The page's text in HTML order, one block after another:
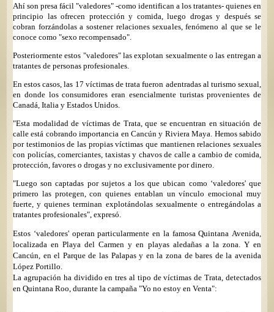
Ahí son presa fácil "valedores" -como identifican a los tratantes- quienes en
principio las ofrecen protección y comida, luego drogas y después se
cobran forzándolas a sostener relaciones sexuales, fenómeno al que se le
conoce como "sexo recompensado".
Posteriormente estos "valedores" las explotan sexualmente o las entregan a
tratantes de personas profesionales.
En estos casos, las 17 víctimas de trata fueron adentradas al turismo sexual,
en donde los consumidores eran esencialmente turistas provenientes de
Canadá, Italia y Estados Unidos.
"Esta modalidad de víctimas de Trata, que se encuentran en situación de
calle está cobrando importancia en Cancún y Riviera Maya. Hemos sabido
por testimonios de las propias víctimas que mantienen relaciones sexuales
con policías, comerciantes, taxistas y chavos de calle a cambio de comida,
protección, favores o drogas y no exclusivamente por dinero.
"Luego son captadas por sujetos a los que ubican como ‘valedores' que
primero las protegen, con quienes entablan un vínculo emocional muy
fuerte, y quienes terminan explotándolas sexualmente o entregándolas a
tratantes profesionales", expresó.
Estos ‘valedores' operan particularmente en la famosa Quintana Avenida,
localizada en Playa del Carmen y en playas aledañas a la zona. Y en
Cancún, en el Parque de las Palapas y en la zona de bares de la avenida
López Portillo.
La agrupación ha dividido en tres al tipo de víctimas de Trata, detectados
en Quintana Roo, durante la campaña "Yo no estoy en Venta":